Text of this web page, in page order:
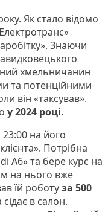
Як стало відомо
Знаючи
хмельничанин
та потенційними
він «таксував».
у 2024 році.
на його
Потрібна
A6» та бере курс на
на нього вже
їй роботуза 500
в салон.